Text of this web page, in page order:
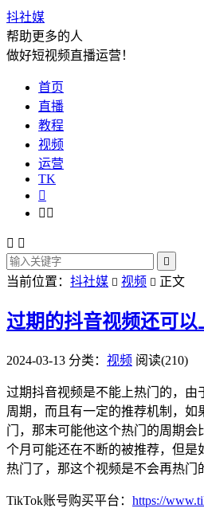
抖社媒
帮助更多的人
做好短视频直播运营！
首页
直播
教程
视频
运营
TK

 
 

当前位置： 抖社媒  视频  正文
过期的抖音视频还可以
2024-03-13 分类： 视频 阅读(210)
过期抖音视频是不能上热门的，由
周期，而且有一定的推荐机制，如
门，那末可能他这个热门的周期会
个月可能还在不断的被推荐，但是
热门了，那这个视频是不会再热门
TikTok账号购买平台： https://